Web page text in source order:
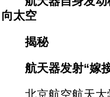
向太空
揭秘
航天器发射“嫁接